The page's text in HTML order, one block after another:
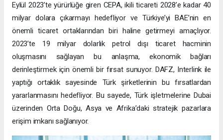
Eylül 2023’te yürürlüğe giren CEPA, ikili ticareti 2028’e kadar 40
milyar dolara çıkarmayı hedefliyor ve Türkiye’yi BAE’nin en
önemli ticaret ortaklarından biri haline getirmeyi amaçlıyor.
2023’te 19 milyar dolarlık petrol dışı ticaret hacminin
oluşmasını sağlayan bu anlaşma, ekonomik bağları
derinleştirmek için önemli bir fırsat sunuyor. DAFZ, Interlink ile
yaptığı ortaklık sayesinde Türk şirketlerinin bu fırsatlardan
yararlanmasını hedefliyor. Bu sayede, Türk işletmelerine Dubai
üzerinden Orta Doğu, Asya ve Afrika’daki stratejik pazarlara
erişim imkanı sağlanıyor.